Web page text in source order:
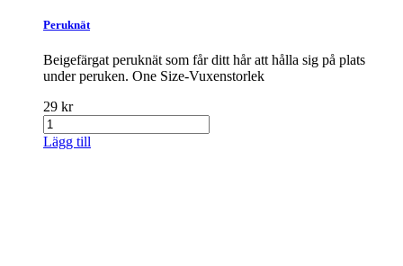
Peruknät
Beigefärgat peruknät som får ditt hår att hålla sig på plats
under peruken. One Size-Vuxenstorlek
29 kr
Lägg till